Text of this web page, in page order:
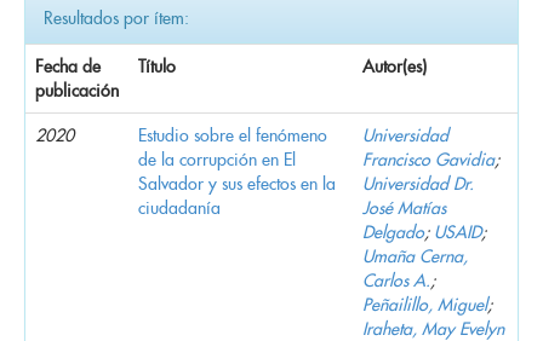
Resultados por ítem:
Fecha de
publicación
Título Autor(es)
2020
Estudio sobre el fenómeno
de la corrupción en El
Salvador y sus efectos en la
ciudadanía
Universidad
Francisco Gavidia;
Universidad Dr.
José Matías
Delgado; USAID;
Umaña Cerna,
Carlos A.;
Peñailillo, Miguel;
Iraheta, May Evelyn